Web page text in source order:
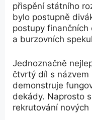
přispění státního
bylo postupně
postupy
a burzovních
Jednoznačně
čtvrtý díl s názvem
demonstruje
dekády. Naprosto
rekrutování nových